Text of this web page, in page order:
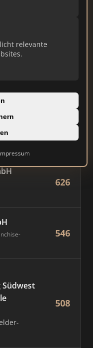
relevante
841
626
546
508